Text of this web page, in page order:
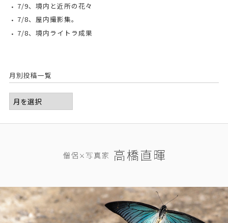
7/9、境内と近所の花々
7/8、屋内撮影集。
7/8、境内ライトラ成果
月別投稿一覧